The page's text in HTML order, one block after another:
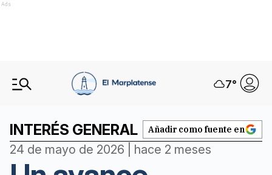
Ads
7°
INTERÉS GENERAL Añadir como fuente en
24 de mayo de 2026 | hace 2 meses